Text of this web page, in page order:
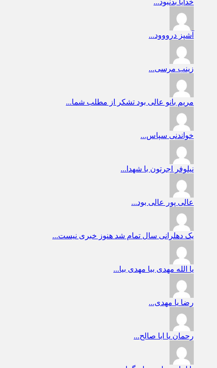
آشپز درووود...
زینب مرسی...
مریم بانو عالی بود تشکر از مطلب شما...
خواندنی سپاس...
نیلوفر اجرتون با شهدا...
عالی پور عالی بود...
یک دهلرانی سال تمام شد هنوز خبری نیست...
یا الله مهدی بیا مهدی بیا...
رضا یا مهدی...
رحمان یا ابا صالح...